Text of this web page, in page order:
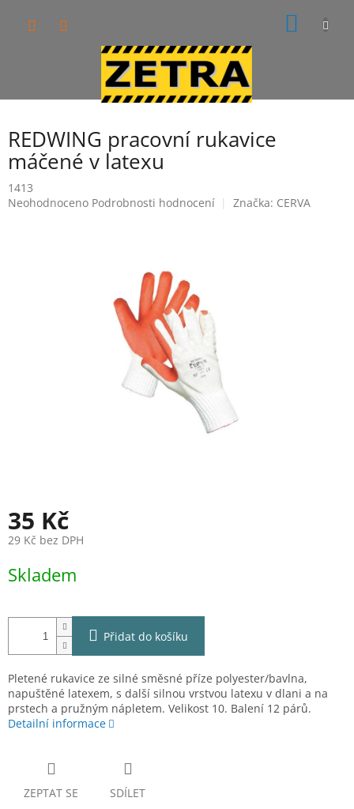
REDWING pracovní rukavice
máčené v latexu
1413
Průměrné
Neohodnoceno Podrobnosti hodnocení Značka: CERVA
35 Kč
29 Kč bez DPH
cena:
Skladem
Přidat do košíku
Pletené rukavice ze silné směsné příze polyester/bavlna,
napuštěné latexem, s další silnou vrstvou latexu v dlani a na
prstech a pružným nápletem. Velikost 10. Balení 12 párů.
Detailní informace
ZEPTAT SE SDÍLET